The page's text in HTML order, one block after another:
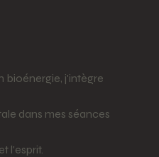
bioénergie, j'intègre
dans mes séances
l'esprit.